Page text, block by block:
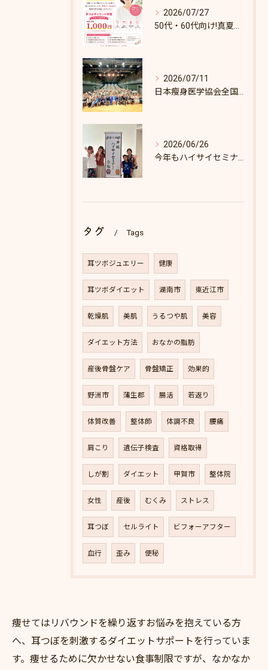
2026/07/27
2026/07/11
2026/06/26
タグ Tags
耳ツボジュエリー 健康
耳ツボダイエット 湖南市 東近江市
乾燥肌 美肌 うるつや肌 美容
ダイエット方法 おなかの脂肪
産後骨盤ケア 骨盤矯正 効果的
野洲市 蒲生郡 腸活 若返り
体質改善 整体師 体調不良 腰痛
肩こり 遺伝子検査 資格取得
しが割 ダイエット 甲賀市 整体院
女性 産後 むくみ ストレス
耳つぼ セルライト ビフォーアフター
血行 歪み 便秘
痩せてはリバウンドを繰り返すお悩みを抱えている方
へ、耳つぼを刺激するダイエットサポートを行っていま
す。痩せるために欠かせない食事制限ですが、なかなか